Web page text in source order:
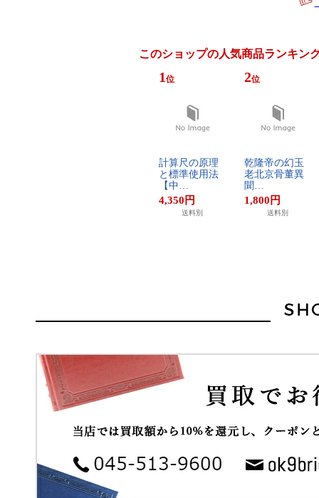
このショップの人気商品ランキン
1 位
計​算​尺​の​原​理​
と​標​準​使​用​法​
【​中​…
4,350 円
送料別
2位
乾​隆​帝​の​幻​玉​ ​
老​北​京​骨​董​異​
聞​…
1,800 円
送料別